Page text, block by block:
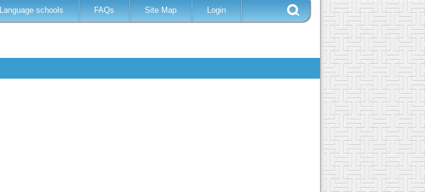
Language schools FAQs Site Map Login